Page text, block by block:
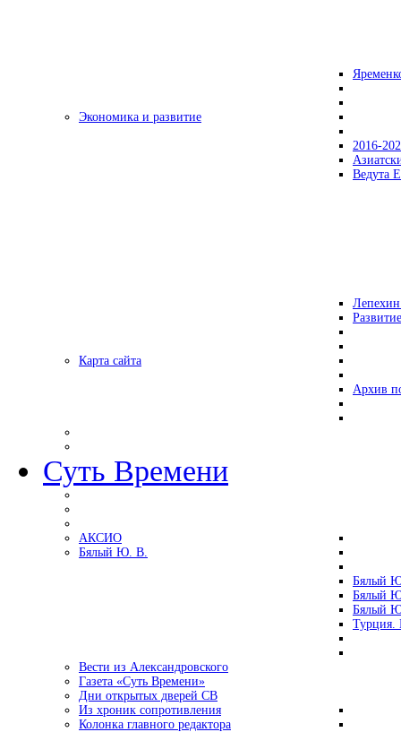
Экономика и развитие
2016-
Ведута
Карта сайта
Архив
Суть Времени
АКСИО
Бялый Ю. В.
Бялый
Бялый
Бялый
Турция.
Вести из Александровского
Газета «Суть Времени»
Дни открытых дверей СВ
Из хроник сопротивления
Колонка главного редактора